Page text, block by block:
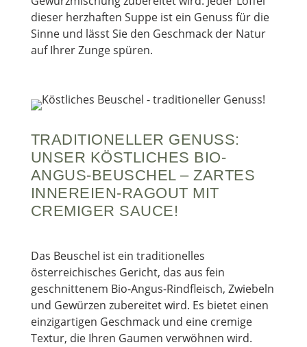
dieser herzhaften Suppe ist ein Genuss für die
Sinne und lässt Sie den Geschmack der Natur
auf Ihrer Zunge spüren.
TRADITIONELLER GENUSS:
UNSER KÖSTLICHES BIO-
ANGUS-BEUSCHEL – ZARTES
INNEREIEN-RAGOUT MIT
CREMIGER SAUCE!
Das Beuschel ist ein traditionelles
österreichisches Gericht, das aus fein
geschnittenem Bio-Angus-Rindfleisch, Zwiebeln
und Gewürzen zubereitet wird. Es bietet einen
einzigartigen Geschmack und eine cremige
Textur, die Ihren Gaumen verwöhnen wird.